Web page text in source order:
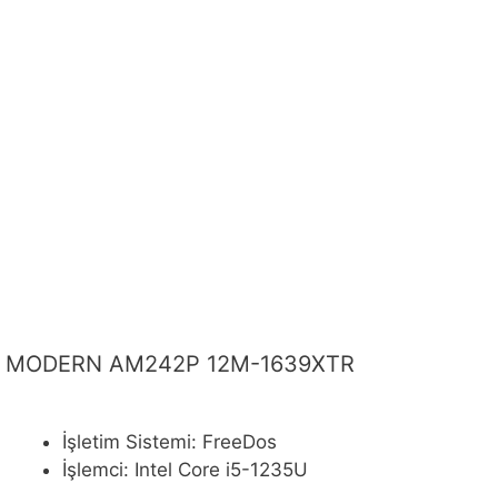
MODERN AM242P 12M-1639XTR
İşletim Sistemi: FreeDos
İşlemci: Intel Core i5-1235U